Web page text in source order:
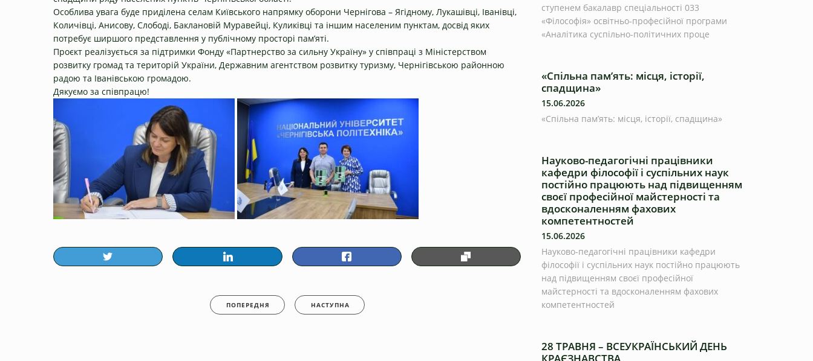
Особлива увага буде приділена селам Київського напрямку оборони Чернігова – Ягідному, Лукашівці, Іванівці,
Количівці, Анисову, Слободі, Баклановій Муравейці, Куликівці та іншим населеним пунктам, досвід яких
потребує ширшого представлення у публічному просторі пам’яті.
Проєкт реалізується за підтримки Фонду «Партнерство за сильну Україну» у співпраці з Міністерством
розвитку громад та територій України, Державним агентством розвитку туризму, Чернігівською районною
радою та Іванівською громадою.
Дякуємо за співпрацю!
ПОПЕРЕДНЯ НАСТУПНА
ступенем бакалавр спеціальності 033
«Філософія» освітньо-професійної програми
«Аналітика суспільно-політичних проце
«Спільна пам’ять: місця, історії,
спадщина»
15.06.2026
«Спільна пам’ять: місця, історії, спадщина»
Науково-педагогічні працівники
кафедри філософії і суспільних наук
постійно працюють над підвищенням
своєї професійної майстерності та
вдосконаленням фахових
компетентностей
15.06.2026
Науково-педагогічні працівники кафедри
філософії і суспільних наук постійно працюють
над підвищенням своєї професійної
майстерності та вдосконаленням фахових
компетентностей
28 ТРАВНЯ – ВСЕУКРАЇНСЬКИЙ ДЕНЬ